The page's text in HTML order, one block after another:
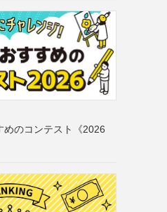
めのコンテスト《2026